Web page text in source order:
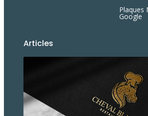
Plaques
Google
Articles